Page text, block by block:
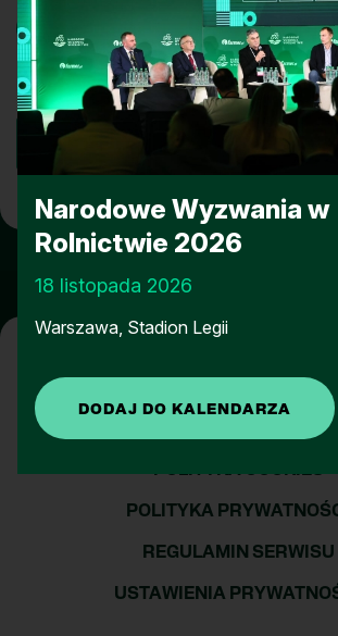
•
WRÓĆ DO LISTY
POLITYKA COOKIES
POLITYKA
REGULAMIN SERWISU
USTAWIENIA
Narodowe Wyzwania w
Rolnictwie 2026
18 listopada 2026
Warszawa, Stadion Legii